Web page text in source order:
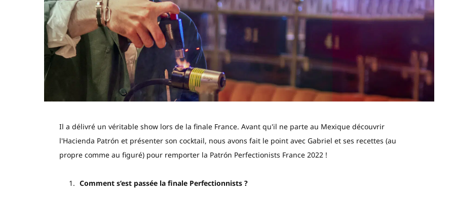
Il a délivré un véritable show lors de la finale France. Avant qu'il ne parte au Mexique découvrir
l'Hacienda Patrón et présenter son cocktail, nous avons fait le point avec Gabriel et ses recettes (au
propre comme au figuré) pour remporter la Patrón Perfectionists France 2022 !
Comment s’est passée la finale Perfectionnists ?